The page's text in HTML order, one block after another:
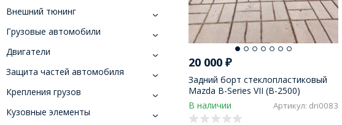
Внешний тюнинг
Грузовые автомобили
Двигатели
Защита частей автомобиля
Крепления грузов
Кузовные элементы
20 000 ₽
Задний борт стеклопластиковый
Mazda B-Series VII (B-2500)
В наличии
Артикул: dri0083